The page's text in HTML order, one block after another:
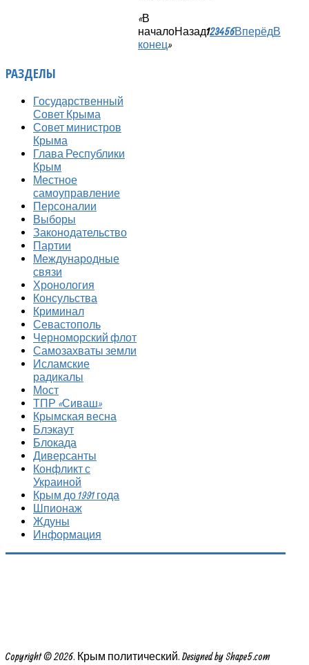
«В
началоНазад123456ВперёдВ
конец»
РАЗДЕЛЫ
Государственный
Совет Крыма
Совет министров
Крыма
Глава Республики
Крым
Местное
самоуправление
Персоналии
Выборы
Законодательство
Партии
Международные
связи
Хронология
Консульства
Криминал
Севастополь
Черноморский флот
Самозахваты земли
Исламские
радикалы
Мост
ТПР «Сиваш»
Крымская весна
Блэкаут
Блокада
Диверсанты
Конфликт с
Украиной
Крым до 1991 года
Шпионаж
Ждуны
Информация
Copyright © 2026. Крым политический. Designed by Shape5.com